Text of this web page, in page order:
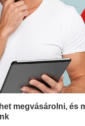
megvásárolni, és
ital, amely
köszönhetően
itt kötött ki,
a következő!)
jelenik meg a